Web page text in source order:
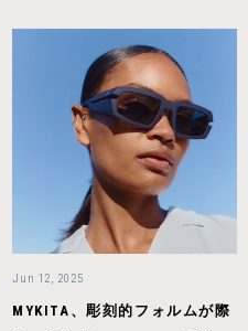
Jun 12, 2025
MYKITA、彫刻的フォルムが際